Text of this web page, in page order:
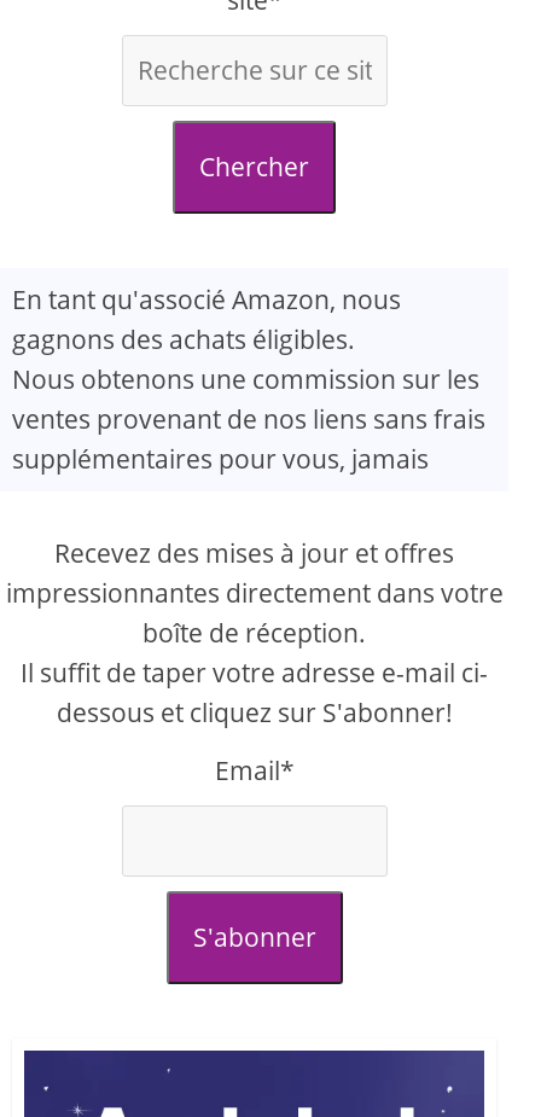
Chercher
En tant qu'associé Amazon, nous
gagnons des achats éligibles.
Nous obtenons une commission sur les
ventes provenant de nos liens sans frais
supplémentaires pour vous, jamais
Recevez des mises à jour et offres
impressionnantes directement dans votre
boîte de réception.
Il suffit de taper votre adresse e-mail ci-
dessous et cliquez sur S'abonner!
Email*
S'abonner